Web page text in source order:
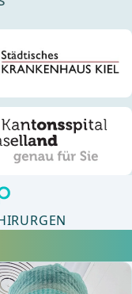
Stand. Über 90
Videoanleitungen.